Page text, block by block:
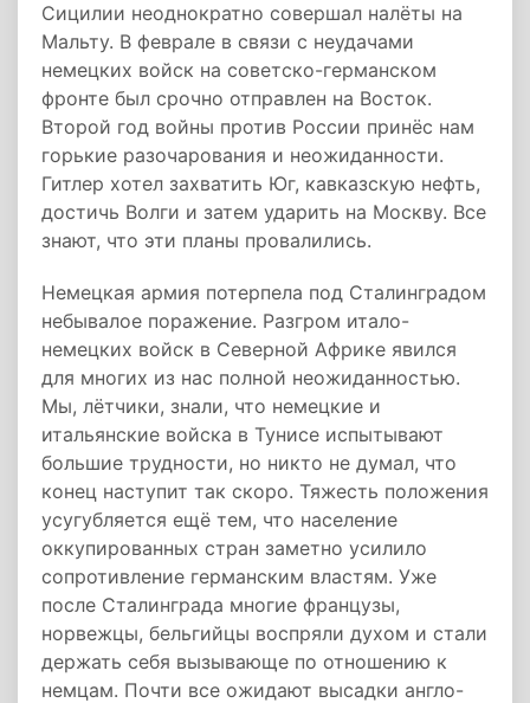
Сицилии неоднократно совершал налёты на
Мальту. В феврале в связи с неудачами
немецких войск на советско-германском
фронте был срочно отправлен на Восток.
Второй год войны против России принёс нам
горькие разочарования и неожиданности.
Гитлер хотел захватить Юг, кавказскую нефть,
достичь Волги и затем ударить на Москву. Все
знают, что эти планы провалились.
Немецкая армия потерпела под Сталинградом
небывалое поражение. Разгром итало-
немецких войск в Северной Африке явился
для многих из нас полной неожиданностью.
Мы, лётчики, знали, что немецкие и
итальянские войска в Тунисе испытывают
большие трудности, но никто не думал, что
конец наступит так скоро. Тяжесть положения
усугубляется ещё тем, что население
оккупированных стран заметно усилило
сопротивление германским властям. Уже
после Сталинграда многие французы,
норвежцы, бельгийцы воспряли духом и стали
держать себя вызывающе по отношению к
немцам. Почти все ожидают высадки англо-